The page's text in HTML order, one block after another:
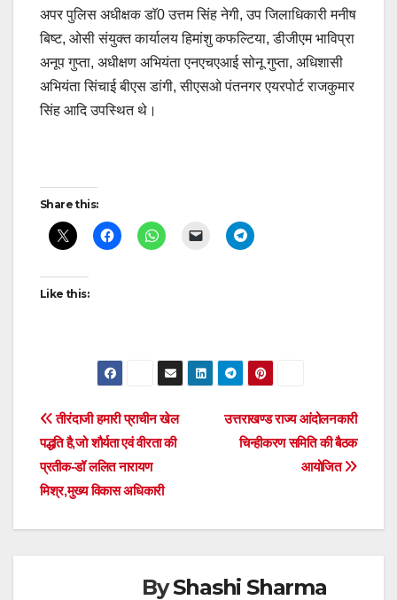
अपर पुलिस अधीक्षक डाॅ0 उत्तम सिंह नेगी, उप जिलाधिकारी मनीष
बिष्ट, ओसी संयुक्त कार्यालय हिमांशु कफल्टिया, डीजीएम भाविप्रा
अनूप गुप्ता, अधीक्षण अभियंता एनएचएआई सोनू गुप्ता, अधिशासी
अभियंता सिंचाई बीएस डांगी, सीएसओ पंतनगर एयरपोर्ट राजकुमार
सिंह आदि उपस्थित थे।
Post
navigation
Share this:
Like this:
Post
navigation
उत्तराखण्ड राज्य आंदोलनकारी
चिन्हीकरण समिति की बैठक
आयोजित
तीरंदाजी हमारी प्राचीन खेल
पद्धति है,जो शौर्यता एवं वीरता की
प्रतीक-डॉ ललित नारायण
मिश्र,मुख्य विकास अधिकारी
ByShashi Sharma